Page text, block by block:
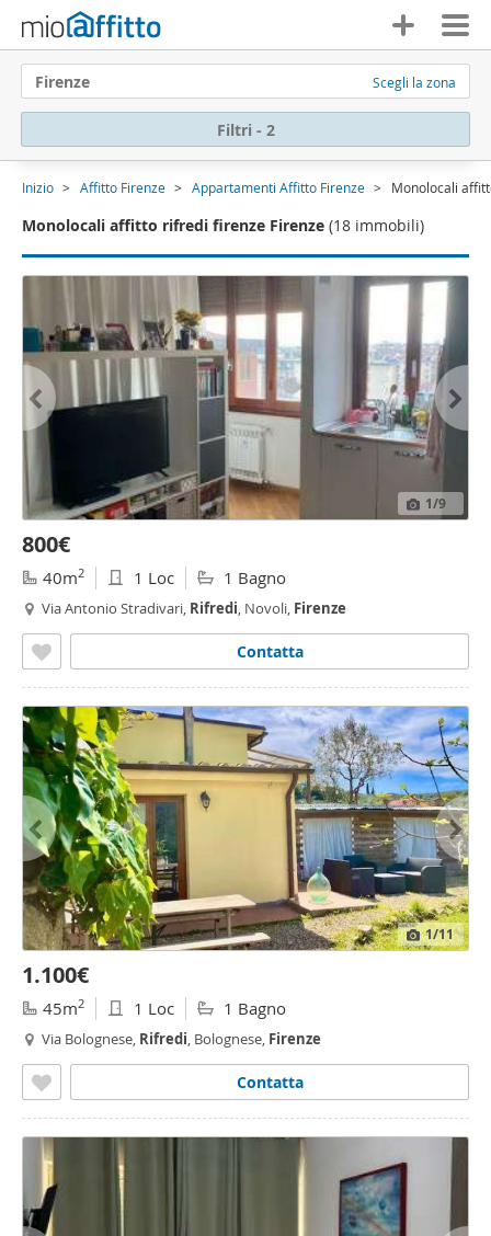
Firenze Scegli la zona
Filtri - 2
Inizio Affitto Firenze Appartamenti Affitto Firenze Monolocali
Monolocali affitto rifredi firenze Firenze (18 immobili)
1/9
800€
40m2 1 Loc 1 Bagno
Via Antonio Stradivari, Rifredi, Novoli, Firenze
Contatta
1/11
1.100€
45m2 1 Loc 1 Bagno
Via Bolognese, Rifredi, Bolognese, Firenze
Contatta